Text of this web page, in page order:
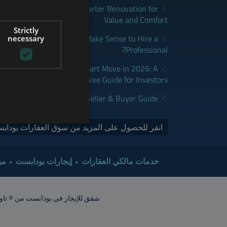
How to Plan a Smarter Renovation for
Value and Comfort
When Does It Make Sense to Hire a
Professional?
Real Estate is a Smart Move in 2026: A
Comprehensive Guide for Investors
Sales Market in 2026 | Seller & Buyer Guide
انقر للحصول على المزيد من سوق العقارات
خدمات مالكي العقارات إيجارات بودابست
شقق للإيجار في بودابست من © تاور إنترناشيونال 2015. جميع الحقوق محفوظة. أشعار الشقق تقريبية. ينبغي
FRENCH
SPANISH
Strictly
necessary